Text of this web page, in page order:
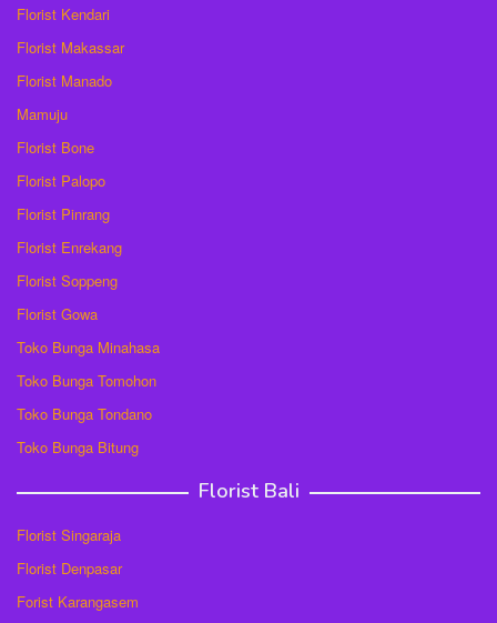
Florist Kendari
Florist Makassar
Florist Manado
Mamuju
Florist Bone
Florist Palopo
Florist Pinrang
Florist Enrekang
Florist Soppeng
Florist Gowa
Toko Bunga Minahasa
Toko Bunga Tomohon
Toko Bunga Tondano
Toko Bunga Bitung
Florist Bali
Florist Singaraja
Florist Denpasar
Forist Karangasem